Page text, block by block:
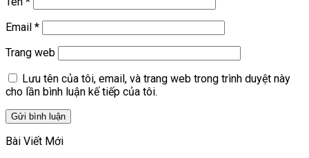
Email *
Trang web
Lưu tên của tôi, email, và trang web trong trình duyệt này
cho lần bình luận kế tiếp của tôi.
Bài Viết Mới